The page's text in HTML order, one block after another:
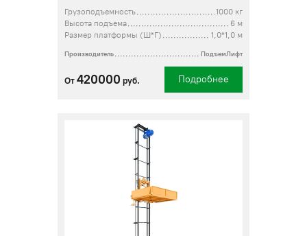
Грузоподъемность
1000 кг
Высота подъема
6 м
Размер платформы (Ш*Г)
1,0*1,0 м
Производитель ПодъемЛифт
От 420000 руб. Подробнее